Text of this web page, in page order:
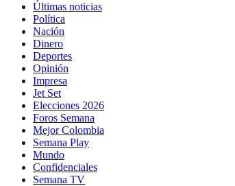
Últimas noticias
Política
Nación
Dinero
Deportes
Opinión
Impresa
Jet Set
Elecciones 2026
Foros Semana
Mejor Colombia
Semana Play
Mundo
Confidenciales
Semana TV